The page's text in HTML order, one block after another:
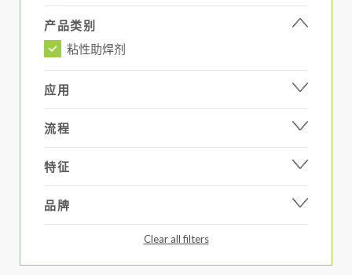
产品类别
粘性助焊剂
应用
流程
特征
品牌
Clear all filters